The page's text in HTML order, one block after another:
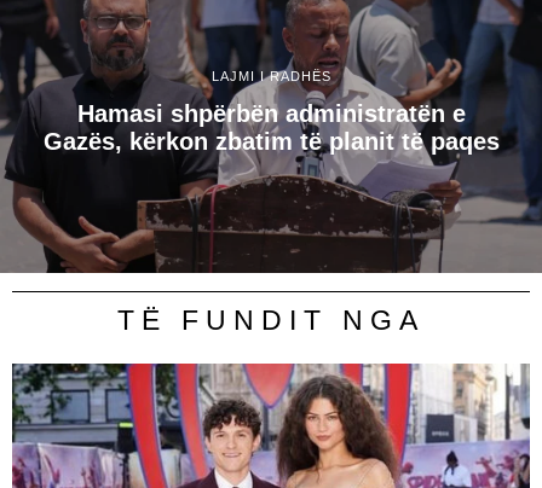
LAJMI I RADHËS
Hamasi shpërbën administratën e
Gazës, kërkon zbatim të planit të paqes
TË FUNDIT NGA